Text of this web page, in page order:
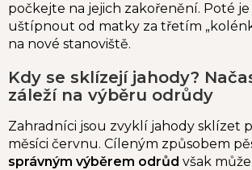
počkejte na jejich zakořenění. Poté
uštípnout od matky za třetím
na nové stanoviště.
Kdy se sklízejí jahody?
záleží na výběru odrůdy
Zahradníci jsou zvyklí jahody sklízet
měsíci červnu. Cíleným způsobem
správným výběrem odrůd však